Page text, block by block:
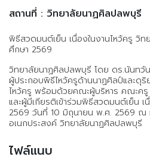
สถานที่ : วิทยาลัยนาฏศิลปลพบุรี
พิธีสวดมนต์เย็น เนื่องในงานไหว้ครู วิ
ศึกษา 2569
วิทยาลัยนาฏศิลปลพบุรี โดย ดร.นันทวั
ผู้ประกอบพิธีไหว้ครูด้านนาฏศิลป์และดุ
ไหว้ครู พร้อมด้วยคณะผู้บริหาร คณะครู
และผู้มีเกียรติเข้าร่วมพิธีสวดมนต์เย็น เ
2569 วันที่ 10 มิถุนายน พ.ศ. 2569 ณ
อเนกประสงค์ วิทยาลัยนาฏศิลปลพบุรี
ไฟล์แนบ